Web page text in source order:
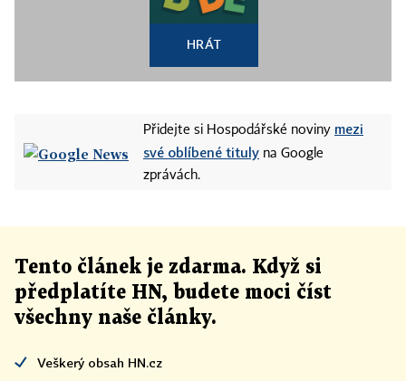
HRÁT
Přidejte si Hospodářské noviny mezi
své oblíbené tituly na Google
zprávách.
Tento článek je zdarma. Když si
předplatíte HN, budete moci číst
všechny naše články.
Veškerý obsah HN.cz